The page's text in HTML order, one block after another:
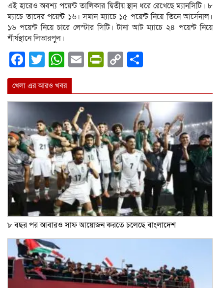
এই হারেও অবশ্য পয়েন্ট তালিকার দ্বিতীয় স্থান ধরে রেখেছে ম্যানসিটি। ৮
ম্যাচে তাদের পয়েন্ট ১৬। সমান ম্যাচে ১৫ পয়েন্ট নিয়ে তিনে আর্সেনাল।
১৬ পয়েন্ট নিয়ে চারে লেস্টার সিটি। টানা আট ম্যাচে ২৪ পয়েন্ট নিয়ে
শীর্ষস্থানে লিভারপুল।
Facebook
Twitter
WhatsApp
EmailPrintFriendly
Copy
খেলা এর আরও খবর
৮ বছর পর আবারও সাফ আয়োজন করতে চলেছে বাংলাদেশ